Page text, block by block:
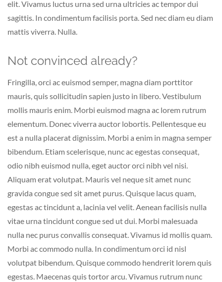
elit. Vivamus luctus urna sed urna ultricies ac tempor dui
sagittis. In condimentum facilisis porta. Sed nec diam eu diam
mattis viverra. Nulla.
Not convinced already?
Fringilla, orci ac euismod semper, magna diam porttitor
mauris, quis sollicitudin sapien justo in libero. Vestibulum
mollis mauris enim. Morbi euismod magna ac lorem rutrum
elementum. Donec viverra auctor lobortis. Pellentesque eu
est a nulla placerat dignissim. Morbi a enim in magna semper
bibendum. Etiam scelerisque, nunc ac egestas consequat,
odio nibh euismod nulla, eget auctor orci nibh vel nisi.
Aliquam erat volutpat. Mauris vel neque sit amet nunc
gravida congue sed sit amet purus. Quisque lacus quam,
egestas ac tincidunt a, lacinia vel velit. Aenean facilisis nulla
vitae urna tincidunt congue sed ut dui. Morbi malesuada
nulla nec purus convallis consequat. Vivamus id mollis quam.
Morbi ac commodo nulla. In condimentum orci id nisl
volutpat bibendum. Quisque commodo hendrerit lorem quis
egestas. Maecenas quis tortor arcu. Vivamus rutrum nunc